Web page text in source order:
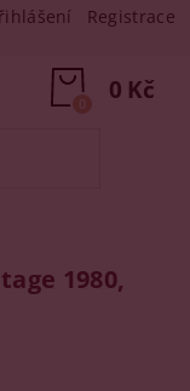
Registrace
0 Kč
0
1980,